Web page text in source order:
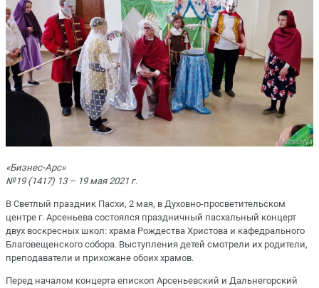
«Бизнес-Арс»
№19 (1417) 13 – 19 мая 2021 г.
В Светлый праздник Пасхи, 2 мая, в Духовно-просветительском
центре г. Арсеньева состоялся праздничный пасхальный концерт
двух воскресных школ: храма Рождества Христова и кафедрального
Благовещенского собора. Выступления детей смотрели их родители,
преподаватели и прихожане обоих храмов.
Перед началом концерта епископ Арсеньевский и Дальнегорский